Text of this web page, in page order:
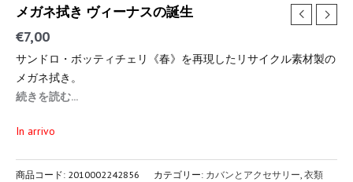
メガネ拭き ヴィーナスの誕生
€7,00
サンドロ・ボッティチェリ《春》を再現したリサイクル素材製の
メガネ拭き。
続きを読む...
In arrivo
商品コード: 2010002242856 カテゴリー: カバンとアクセサリー,衣類